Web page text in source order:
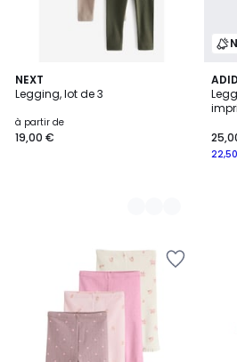
NEXT
Legging, lot de 3
à partir de
19,00 €
5
Couleurs